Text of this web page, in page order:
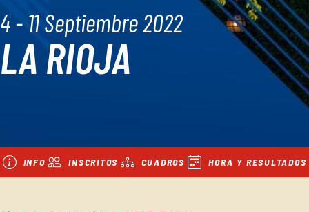
4 - 11 Septiembre 2022
LA RIOJA
INFO INSCRITOS CUADROS HORA Y RESULTADOS